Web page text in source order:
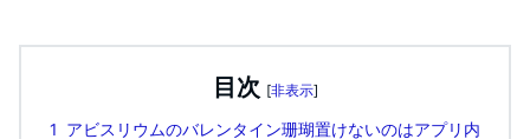
目次 [非表示]
1
アビスリウムのバレンタイン珊瑚置けないのはアプリ内